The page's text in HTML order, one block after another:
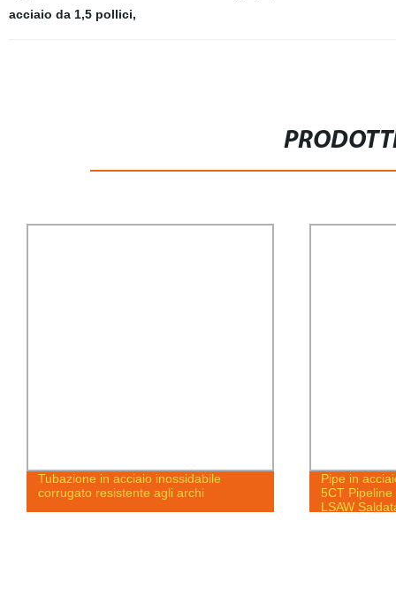
acciaio da 1,5 pollici,
Tubazione in acciaio inossidabile
corrugato resistente agli archi
Pipe in
5CT
LSAW